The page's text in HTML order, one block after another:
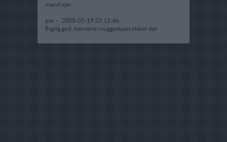
mand ejer.
pia - 2008-05-19 23:12:46
Rigtig god, børnene i vuggestuen elsker det